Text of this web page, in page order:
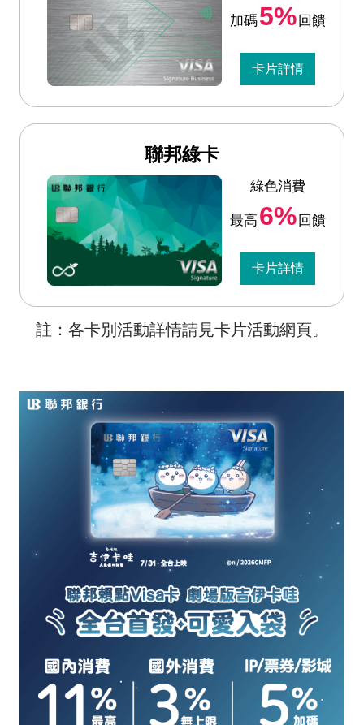
加碼5%回饋
卡片詳情
聯邦綠卡
綠色消費
最高 6%回饋
卡片詳情
註：各卡別活動詳情請見卡片活動網頁。